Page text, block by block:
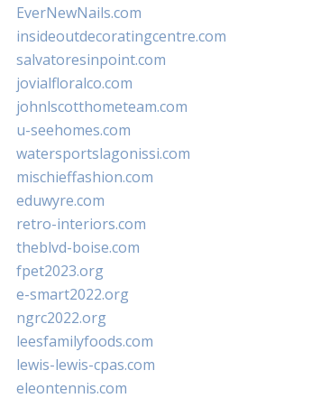
EverNewNails.com
insideoutdecoratingcentre.com
salvatoresinpoint.com
jovialfloralco.com
johnlscotthometeam.com
u-seehomes.com
watersportslagonissi.com
mischieffashion.com
eduwyre.com
retro-interiors.com
theblvd-boise.com
fpet2023.org
e-smart2022.org
ngrc2022.org
leesfamilyfoods.com
lewis-lewis-cpas.com
eleontennis.com